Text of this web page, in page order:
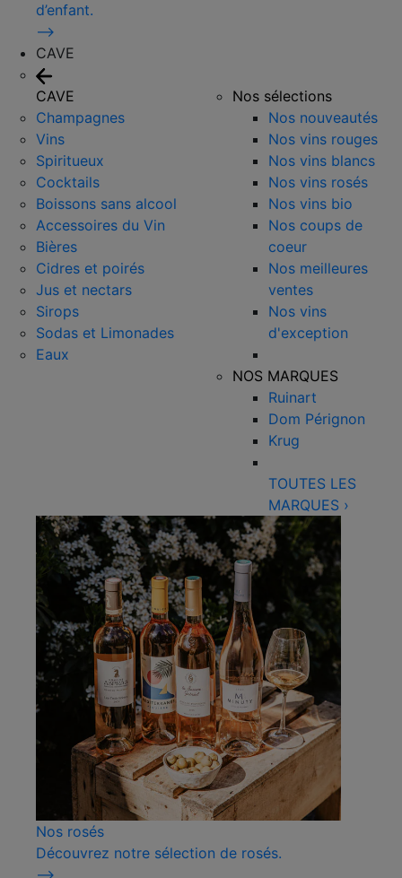
d’enfant.
⟶
CAVE
CAVE
Champagnes
Vins
Spiritueux
Cocktails
Boissons sans alcool
Accessoires du Vin
Bières
Cidres et poirés
Jus et nectars
Sirops
Sodas et Limonades
Eaux
Nos sélections
Nos nouveautés
Nos vins rouges
Nos vins blancs
Nos vins rosés
Nos vins bio
Nos coups de
coeur
Nos meilleures
ventes
Nos vins
d'exception
NOS MARQUES
Ruinart
Dom Pérignon
Krug
TOUTES LES
MARQUES ›
Nos rosés
Découvrez notre sélection de rosés.
⟶